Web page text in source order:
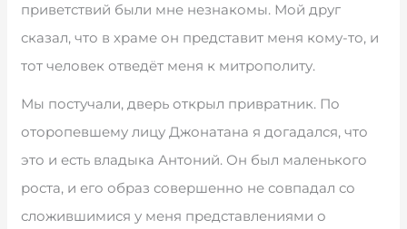
приветствий были мне незнакомы. Мой друг
сказал, что в храме он представит меня кому-то, и
тот человек отведёт меня к митрополиту.
Мы постучали, дверь открыл привратник. По
оторопевшему лицу Джонатана я догадался, что
это и есть владыка Антоний. Он был маленького
роста, и его образ совершенно не совпадал со
сложившимися у меня представлениями о